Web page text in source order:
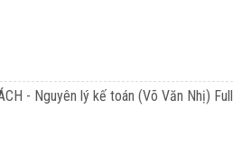
- Nguyên lý kế toán (Võ Văn Nhị) Full